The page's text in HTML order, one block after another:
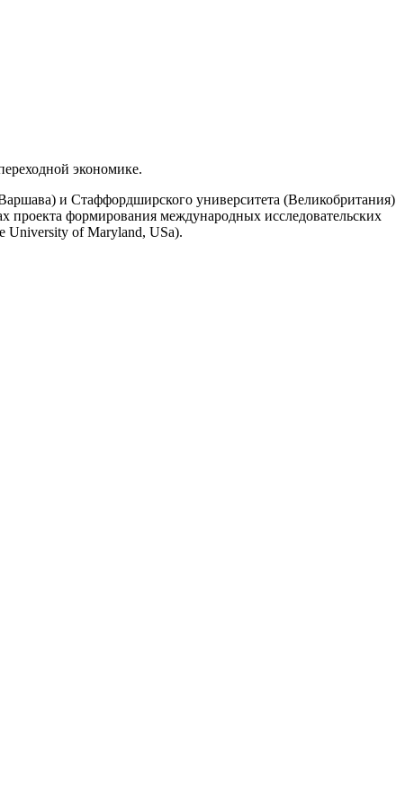
экономике.
и Стаффордширского университета (Великобритания)
формирования международных исследовательских
University of Maryland, USa).